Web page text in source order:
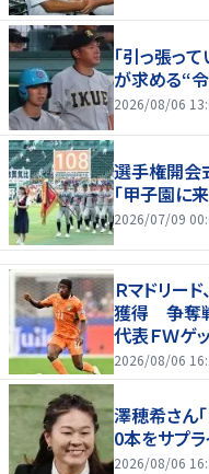
「引っ張っ
が求める“
2026/08/06
選手権開会
「甲子園に
2026/07/09
Ｒマドリー
獲得 争奪戦
代表ＦＷゲ
2026/08/06
澤穂希さん
0本をサプ
2026/08/06